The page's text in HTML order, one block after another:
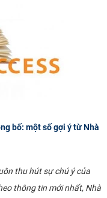
bố: một số gợi ý từ Nhà
thu hút sự chú ý của
thông tin mới nhất, Nhà